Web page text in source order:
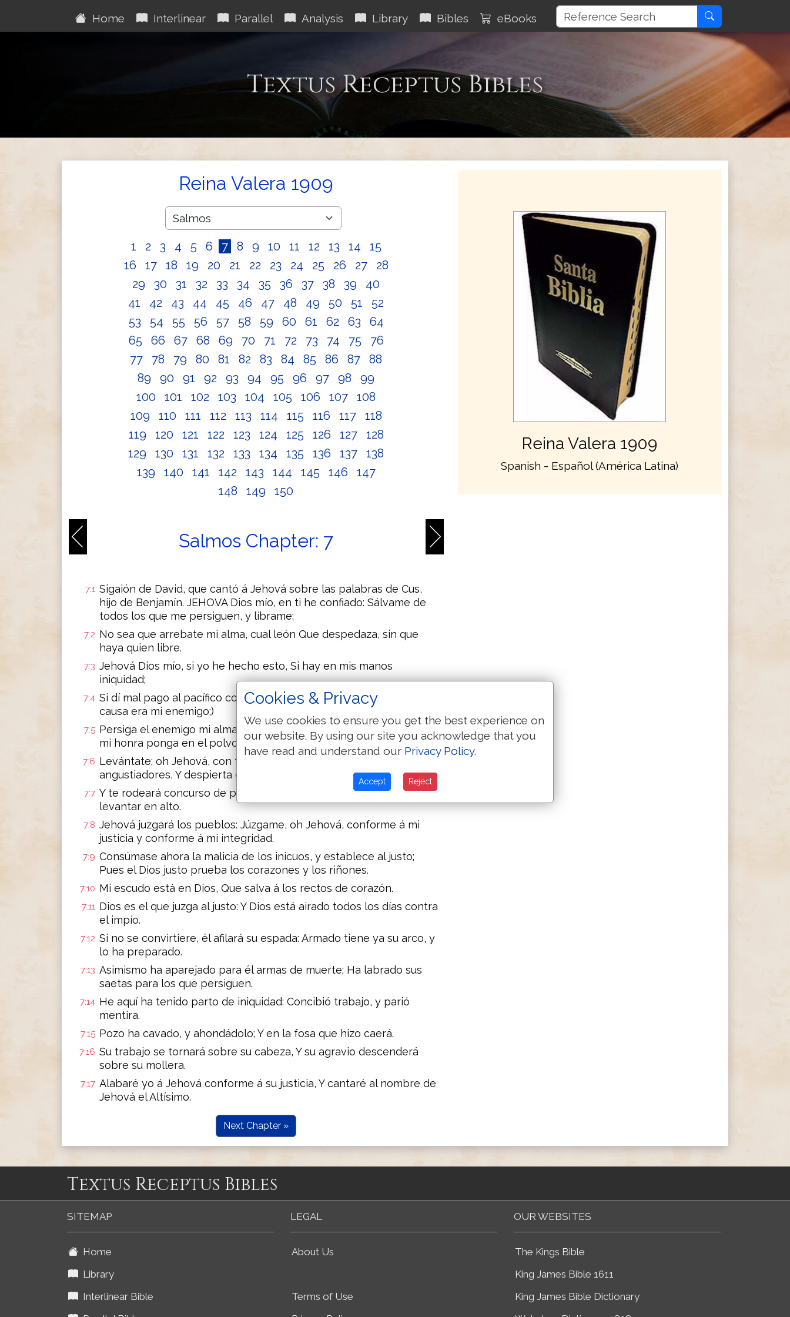
Home Interlinear Parallel Analysis Library Bibles eBooks
Textus Receptus Bibles
Reina Valera 1909
1 2 3 4 5 6 7 8 9 10 11 12 13 14
15
16
17 18 19 20 21 22 23 24 25 26 27
28
29
30 31 32 33 34 35 36 37 38 39
40
41
42 43 44 45 46 47 48 49 50 51
52
53
54 55 56 57 58 59 60 61 62 63
64
65
66 67 68 69 70 71 72 73 74 75
76
77
78 79 80 81 82 83 84 85 86 87
88
89
90 91 92 93 94 95 96 97 98
99
100
101 102 103 104 105 106 107
108
109
110 111 112 113 114 115 116 117
118
119
120 121 122 123 124 125 126 127
128
129
130 131 132 133 134 135 136 137
138
139
140 141 142 143 144 145 146
147
148
149 150
Salmos Chapter: 7
7:1 Sigaión de David, que cantó á Jehová sobre las palabras de Cus,
hijo de Benjamín. JEHOVA Dios mío, en ti he confiado: Sálvame de
todos los que me persiguen, y líbrame;
7:2 No sea que arrebate mi alma, cual león Que despedaza, sin que
haya quien libre.
7:3 Jehová Dios mío, si yo he hecho esto, Si hay en mis manos
iniquidad;
7:4 Si dí mal pago al pacífico conmigo, (Hasta he libertado al que sin
causa era mi enemigo;)
7:5 Persiga el enemigo mi alma, y alcánce la; Y pise en tierra mi vida, Y
mi honra ponga en el polvo. (Selah.)
7:6 Levántate; oh Jehová, con tu furor; Alzate á causa de las iras de mis
angustiadores, Y despierta en favor mío el juicio que mandaste.
7:7 Y te rodeará concurso de pueblo; Por cuyo amor vuélvete luego á
levantar en alto.
7:8 Jehová juzgará los pueblos: Júzgame, oh Jehová, conforme á mi
justicia y conforme á mi integridad.
7:9 Consúmase ahora la malicia de los inicuos, y establece al justo;
Pues el Dios justo prueba los corazones y los riñones.
7:10 Mi escudo está en Dios, Que salva á los rectos de corazón.
7:11 Dios es el que juzga al justo: Y Dios está airado todos los días contra
el impío.
7:12 Si no se convirtiere, él afilará su espada: Armado tiene ya su arco, y
lo ha preparado.
7:13 Asimismo ha aparejado para él armas de muerte; Ha labrado sus
saetas para los que persiguen.
7:14 He aquí ha tenido parto de iniquidad: Concibió trabajo, y parió
mentira.
7:15 Pozo ha cavado, y ahondádolo; Y en la fosa que hizo caerá.
7:16 Su trabajo se tornará sobre su cabeza, Y su agravio descenderá
sobre su mollera.
7:17 Alabaré yo á Jehová conforme á su justicia, Y cantaré al nombre de
Jehová el Altísimo.
Next Chapter »
Reina Valera 1909
Spanish - Español (América Latina)
Textus Receptus Bibles
SITEMAP
Home
Library
Interlinear Bible
LEGAL
About Us
Terms of Use
OUR WEBSITES
The Kings Bible
King James Bible 1611
King James Bible Dictionary
Cookies & Privacy
We use cookies to ensure you get the best experience on
our website. By using our site you acknowledge that you
have read and understand our Privacy Policy.
Accept Reject